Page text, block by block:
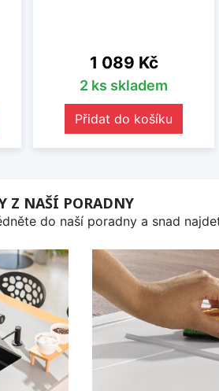
Cena
1 089 Kč
2 ks skladem
Přidat do košíku
Z NAŠÍ PORADNY
do naší poradny a snad